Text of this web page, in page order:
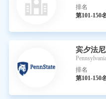
排名
第101-150
宾夕法
排名
第101-150